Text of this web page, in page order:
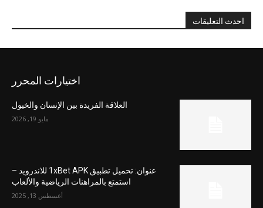
احدث التعليقات
اختيارات المحرر
العلاقة الفريدة بين الإنسان والخيول
مايو 19, 2026
عنوان: تحميل تطبيق 1xBet APK للاندرويد –
استمتع بالمراهنات الرياضية والألعاب
أغسطس 13, 2025